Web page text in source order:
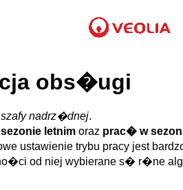
obs�ugi
szafy nadrz�dnej.
letnim oraz prac� w
ustawienie trybu pracy jest
od niej wybierane s� r�ne